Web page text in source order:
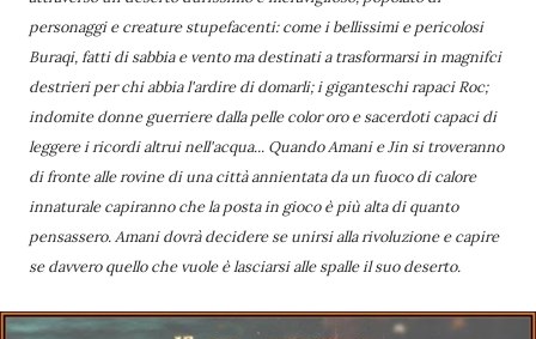
personaggi e creature stupefacenti: come i bellissimi e pericolosi
Buraqi, fatti di sabbia e vento ma destinati a trasformarsi in magnifci
destrieri per chi abbia l'ardire di domarli; i giganteschi rapaci Roc;
indomite donne guerriere dalla pelle color oro e sacerdoti capaci di
leggere i ricordi altrui nell'acqua... Quando Amani e Jin si troveranno
di fronte alle rovine di una città annientata da un fuoco di calore
innaturale capiranno che la posta in gioco è più alta di quanto
pensassero. Amani dovrà decidere se unirsi alla rivoluzione e capire
se davvero quello che vuole è lasciarsi alle spalle il suo deserto.